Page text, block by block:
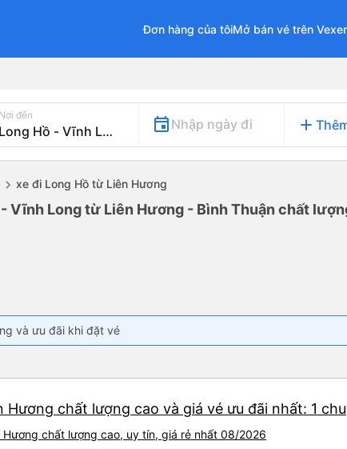
Đơn hàng của tôiMở bán vé trên
Nơi đến
Nhập ngày đi add
xe đi Long Hồ từ Liên Hương
Vĩnh Long từ Liên Hương - Bình Thuận chất
và ưu đãi khi đặt vé
chất lượng cao và giá vé ưu đãi nhất: 1
chất lượng cao, uy tín, giá rẻ nhất 08/2026